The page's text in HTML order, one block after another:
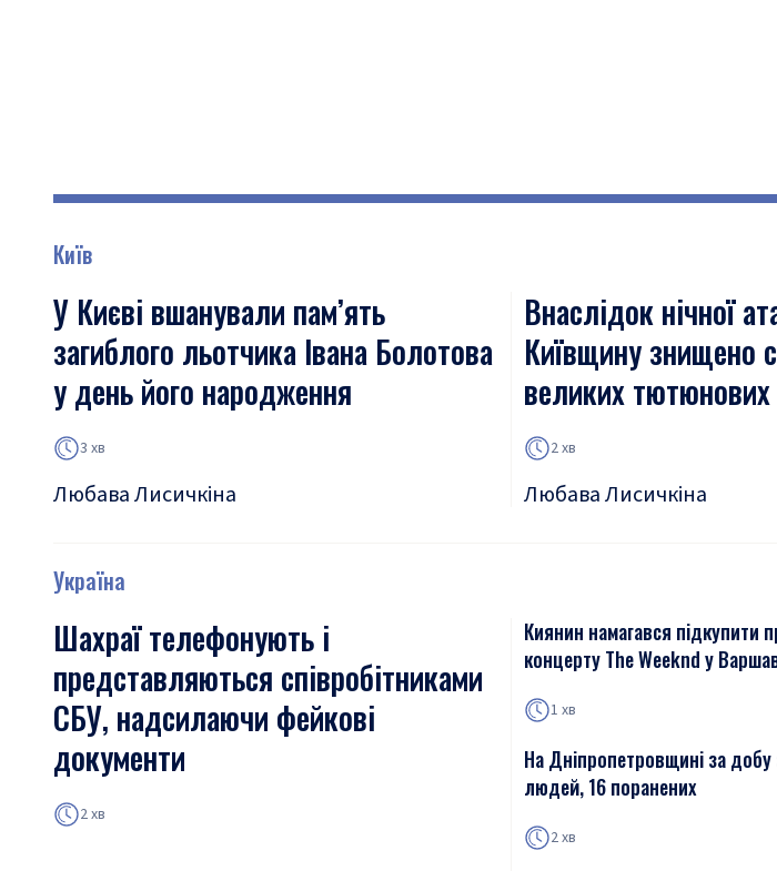
Київ
У Києві вшанували пам’ять
загиблого льотчика Івана Болотова
у день його народження
3 хв
Любава Лисичкіна
Внаслідок нічної
Київщину знищено
великих тютюнових
2 хв
Любава Лисичкіна
Україна
Шахраї телефонують і
представляються співробітниками
СБУ, надсилаючи фейкові
документи
2 хв
Киянин намагався підкупити
концерту The Weeknd у
1 хв
На Дніпропетровщині за добу
людей, 16 поранених
2 хв